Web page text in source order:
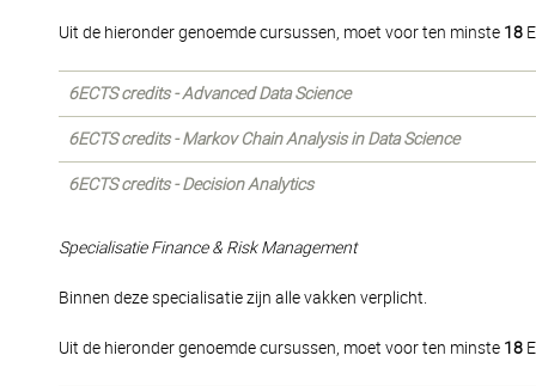
Uit de hieronder genoemde cursussen, moet voor ten minste 18
6ECTS credits - Advanced Data Science
6ECTS credits - Markov Chain Analysis in Data Science
6ECTS credits - Decision Analytics
Specialisatie Finance & Risk Management
Binnen deze specialisatie zijn alle vakken verplicht.
Uit de hieronder genoemde cursussen, moet voor ten minste 18